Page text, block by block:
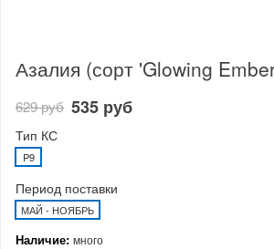
Азалия (сорт 'Glowing
629 руб 535 руб
Тип КС
P9
Период поставки
МАЙ - НОЯБРЬ
Наличие: много